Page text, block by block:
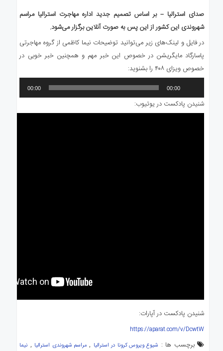
صدای استرالیا – بر اساس تصمیم جدید اداره مهاجرت استرالیا مراسم
شهروندی این کشور از این پس به صورت آنلاین برگزار می‌شود.
در فایل و لینک‌های زیر می‌توانید توضیحات نیما کاظمی از گروه مهاجرتی
پاسارگاد مایگریشن در خصوص این خبر مهم و همچنین خبر خوبی در
خصوص ویزای ۴۰۸ را بشنوید:
پخش‌کننده
صوت
00:00
00:00
شنیدن پادکست در یوتیوب:
شنیدن پادکست در آپارات:
https://aparat.com/v/DcwtW
برچسب ها : شیوع ویروس کرونا در استرالیا ,مراسم شهروندی استرالیا , نیما